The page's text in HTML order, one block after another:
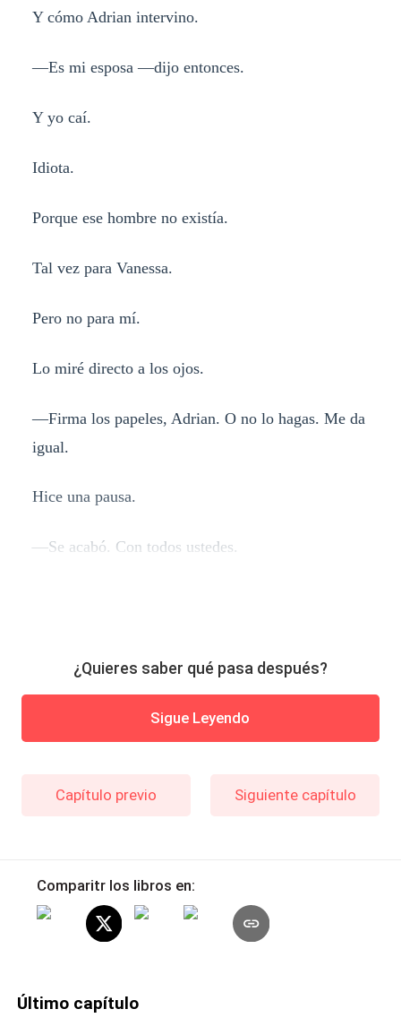
Y cómo Adrian intervino.
—Es mi esposa —dijo entonces.
Y yo caí.
Idiota.
Porque ese hombre no existía.
Tal vez para Vanessa.
Pero no para mí.
Lo miré directo a los ojos.
—Firma los papeles, Adrian. O no lo hagas. Me da
igual.
Hice una pausa.
—Se acabó. Con todos ustedes.
¿Quieres saber qué pasa después?
Sigue Leyendo
Capítulo previo Siguiente capítulo
Comparitr los libros en:
Último capítulo